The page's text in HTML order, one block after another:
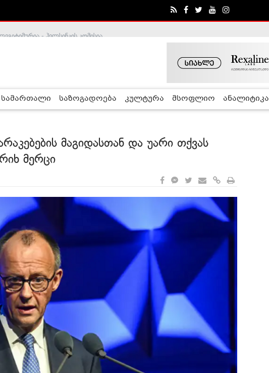
სამართალი საზოგადოება კულტურა მსოფლიო ანალიტიკა
მაგიდასთან და უარი თქვას
მერცი